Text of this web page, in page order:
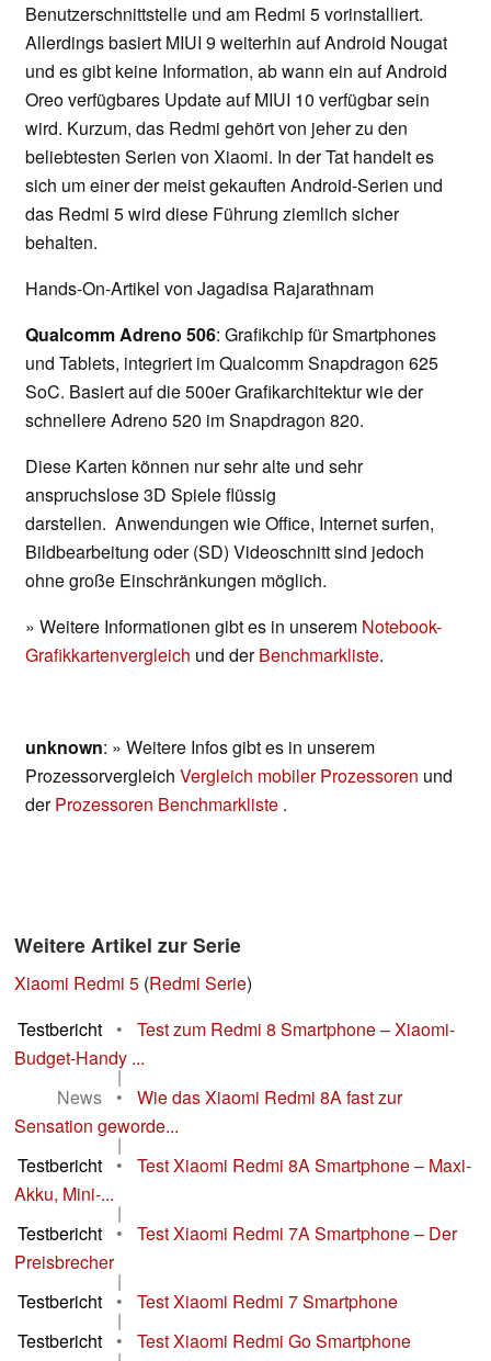
Benutzerschnittstelle und am Redmi 5 vorinstalliert.
Allerdings basiert MIUI 9 weiterhin auf Android Nougat
und es gibt keine Information, ab wann ein auf Android
Oreo verfügbares Update auf MIUI 10 verfügbar sein
wird. Kurzum, das Redmi gehört von jeher zu den
beliebtesten Serien von Xiaomi. In der Tat handelt es
sich um einer der meist gekauften Android-Serien und
das Redmi 5 wird diese Führung ziemlich sicher
behalten.
Hands-On-Artikel von Jagadisa Rajarathnam
Qualcomm Adreno 506: Grafikchip für Smartphones
und Tablets, integriert im Qualcomm Snapdragon 625
SoC. Basiert auf die 500er Grafikarchitektur wie der
schnellere Adreno 520 im Snapdragon 820.
Diese Karten können nur sehr alte und sehr
anspruchslose 3D Spiele flüssig
darstellen. Anwendungen wie Office, Internet surfen,
Bildbearbeitung oder (SD) Videoschnitt sind jedoch
ohne große Einschränkungen möglich.
» Weitere Informationen gibt es in unserem Notebook-
Grafikkartenvergleich und derBenchmarkliste.
unknown: » Weitere Infos gibt es in unserem
Prozessorvergleich Vergleich mobiler Prozessoren und
derProzessoren Benchmarkliste .
Weitere Artikel zur Serie
Xiaomi Redmi 5 (Redmi Serie)
Testbericht
•
Test zum Redmi 8 Smartphone – Xiaomi-
Budget-Handy ...
|
News
•
Wie das Xiaomi Redmi 8A fast zur
Sensation geworde...
|
Testbericht
•
Test Xiaomi Redmi 8A Smartphone – Maxi-
Akku, Mini-...
|
Testbericht
•
Test Xiaomi Redmi 7A Smartphone – Der
Preisbrecher
|
Testbericht
• Test Xiaomi Redmi 7 Smartphone
|
Testbericht
• Test Xiaomi Redmi Go Smartphone